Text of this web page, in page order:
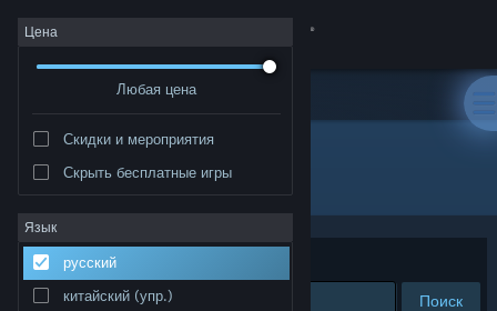
Войти
Сообщество
Информация
Поддержка
Цена
Любая цена
Скидки и мероприятия
Скрыть бесплатные игры
Язык
русский
китайский (упр.)
Издатель: Play Wireless
Сортировать по
Поиск